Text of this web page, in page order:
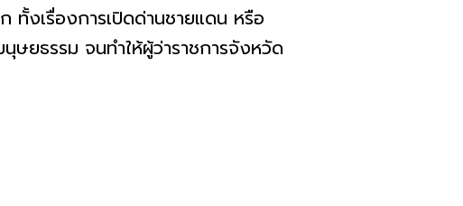
ทั้งเรื่องการเปิดด่านชายแดน หรือ
นุษยธรรม จนทำให้ผู้ว่าราชการจังหวัด